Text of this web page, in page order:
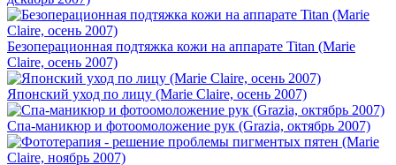
Безоперационная подтяжка кожи на аппарате Titan (Marie
Claire, осень 2007)
Японский уход по лицу (Marie Claire, осень 2007)
Спа-маникюр и фотоомоложение рук (Grazia, октябрь 2007)